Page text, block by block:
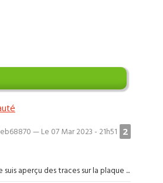
2
— Le 07 Mar 2023 - 21h51
aperçu des traces sur la plaque ...